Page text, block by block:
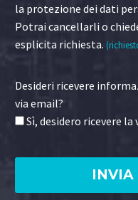
la protezione dei dati
Potrai cancellarli o
esplicita richiesta.
Desideri ricevere
via email?
Sì, desidero ricevere